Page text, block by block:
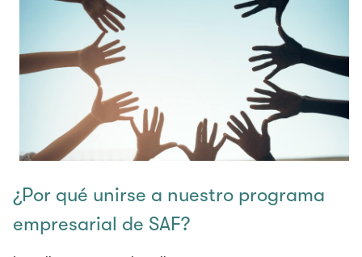
¿Por qué unirse a nuestro programa
empresarial de SAF?